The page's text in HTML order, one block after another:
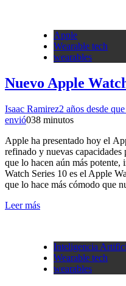
Apple
Wearable tech
wearables
Nuevo Apple
Isaac Ramirez2 años desde
envió038 minutos
Apple ha presentado hoy el
refinado y nuevas
que lo hacen aún más
Watch Series 10 es el Apple
que lo hace más cómodo que
Leer más
Inteligencia
Wearable tech
wearables